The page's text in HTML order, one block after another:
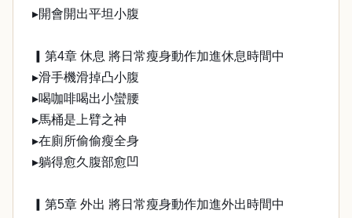
▸開會開出平坦小腹
▎第4章 休息 將日常瘦身動作加進休息時間中
▸滑手機滑掉凸小腹
▸喝咖啡喝出小蠻腰
▸馬桶是上臂之神
▸在廁所偷偷瘦全身
▸躺得愈久腹部愈凹
▎第5章 外出 將日常瘦身動作加進外出時間中